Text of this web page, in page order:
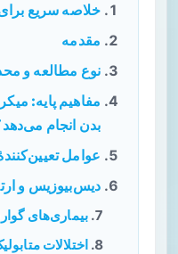
خلاصه سریع
مقدمه
نوع مطالعه و
مفاهیم پایه:
بدن انجام
عوامل
دیس‌بیوزیس و
بیماری‌های
اختلالات